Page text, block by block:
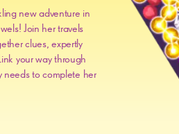
new adventure in
Join her travels
clues, expertly
your way through
needs to complete her